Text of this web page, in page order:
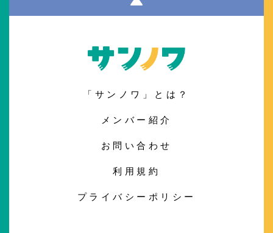
「サンノワ」とは？
メンバー紹介
お問い合わせ
利用規約
プライバシーポリシー